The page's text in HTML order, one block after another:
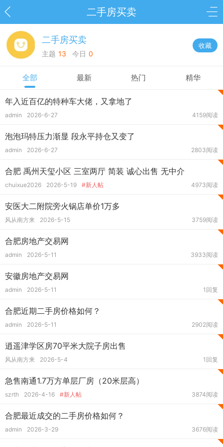
二手房买卖
二手房买卖
主题 13 今日 0
收藏
全部 最新 热门 精华
年入近百亿的特种车大佬，又拿地了
admin 2026-6-27 4159阅读
泡泡玛特压力渐显 段永平持仓又变了
admin 2026-6-27 2803阅读
合肥 禹州天玺小区 三室两厅 简装 诚心出售 无中介
chuixue2026 2026-5-19 #新人帖 4973阅读
安医大二附院旁火锅店单价1万多
风从南方来 2026-5-15 3759阅读
合肥房地产交易网
admin 2026-5-11 3933阅读
安徽房地产交易网
admin 2026-5-11 1回复
合肥近期二手房价格如何？
admin 2026-5-11 2902阅读
逍遥津学区房70平米大院子房出售
风从南方来 2026-5-4 1回复
急售南通1.7万方单层厂房（20米层高）
szrth 2026-4-16 #新人帖 3874阅读
合肥最近成交的二手房价格如何？
admin 2026-3-29 3676阅读